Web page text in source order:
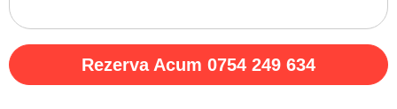
Rezerva Acum 0754 249 634